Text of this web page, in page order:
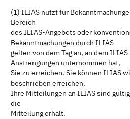
(1) ILIAS nutzt für
Bereich
des ILIAS-Angebots oder
Bekanntmachungen durch ILIAS
gelten von dem Tag an, an dem
Anstrengungen unternommen hat,
Sie zu erreichen. Sie können ILIAS
beschrieben erreichen.
Ihre Mitteilungen an ILIAS sind
die
Mitteilung erhält.